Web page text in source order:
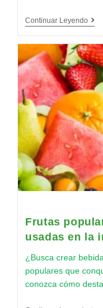
Continuar Leyendo
Frutas
usadas en la
¿Busca crear
populares que
conozca cómo